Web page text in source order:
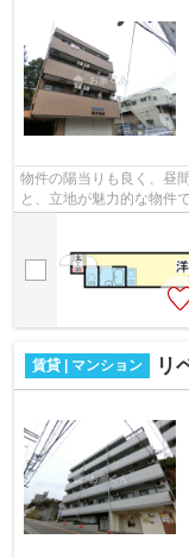
物件の陽当りも良く、昼
と、立地が魅力的な物件
賃貸 | マンション リ